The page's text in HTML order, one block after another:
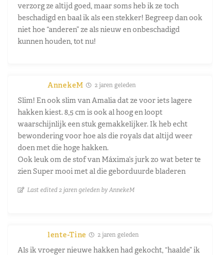
verzorg ze altijd goed, maar soms heb ik ze toch
beschadigd en baal ik als een stekker! Begreep dan ook
niet hoe “anderen” ze als nieuw en onbeschadigd
kunnen houden, tot nu!
AnnekeM 2 jaren geleden
Slim! En ook slim van Amalia dat ze voor iets lagere
hakken kiest. 8,5 cm is ook al hoog en loopt
waarschijnlijk een stuk gemakkelijker. Ik heb echt
bewondering voor hoe als die royals dat altijd weer
doen met die hoge hakken.
Ook leuk om de stof van Máxima’s jurk zo wat beter te
zien Super mooi met al die geborduurde bladeren
Last edited 2 jaren geleden by AnnekeM
lente-Tine 2 jaren geleden
Als ik vroeger nieuwe hakken had gekocht, “haalde” ik